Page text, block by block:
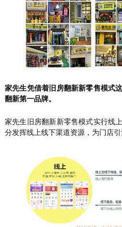
家先生凭借着旧房翻新新零售模式
翻新第一品牌。
家先生旧房翻新新零售模式实行线
分发挥线上线下渠道资源，为门店